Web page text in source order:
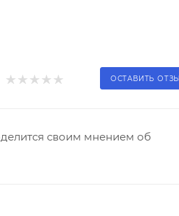
ОСТАВИТЬ
своим мнением об